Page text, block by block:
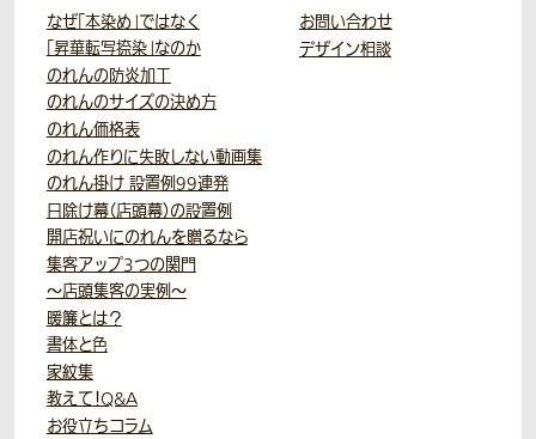
なぜ「本染め」ではなく
「昇華転写捺染」なのか
のれんの防炎加工
のれんのサイズの決め方
のれん価格表
のれん作りに失敗しない動画集
のれん掛け 設置例99連発
日除け幕（店頭幕）の設置例
開店祝いにのれんを贈るなら
集客アップ3つの関門
～店頭集客の実例～
暖簾とは？
書体と色
家紋集
教えて！Q&A
お役立ちコラム
お問い合わせ
デザイン相談